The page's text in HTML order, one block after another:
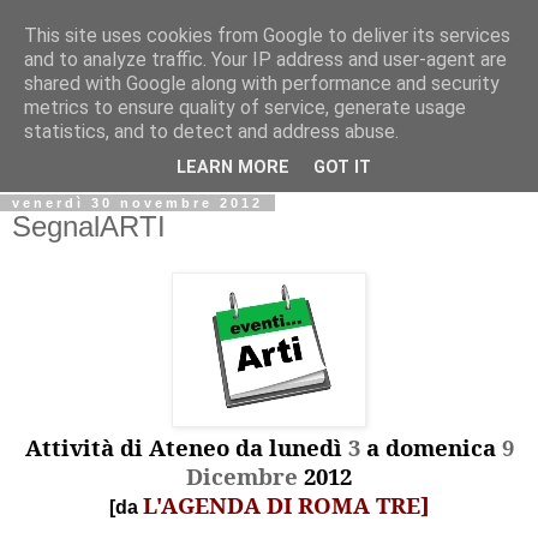
Biblio@rti in
Il Blog della Biblioteca di Area delle arti per condividere
informazioni iniziative incontri
venerdì 30 novembre 2012
SegnalARTI
Attività di Ateneo da lunedì 3 a domenica 9
Dicembre 2012
[da L'AGENDA DI ROMA TRE]
This site uses cookies from Google to deliver its services
and to analyze traffic. Your IP address and user-agent are
shared with Google along with performance and security
metrics to ensure quality of service, generate usage
statistics, and to detect and address abuse.
LEARN MORE GOT IT